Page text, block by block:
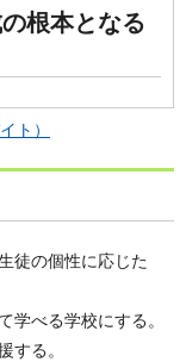
根本となる
ト）
徒の個性に応じた
学べる学校にする。
する。